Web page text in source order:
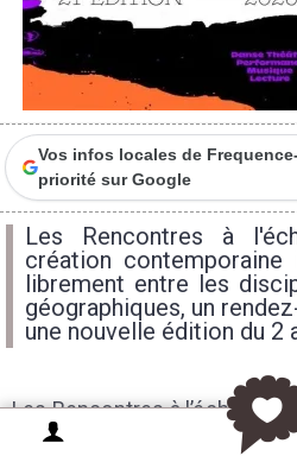
Vos infos locales de
priorité sur Google
Les Rencontres à
création contemporaine
librement entre les
géographiques, un
une nouvelle édition du 2
Les Rencontres à l’échelle -
résidente de la Friche Belle